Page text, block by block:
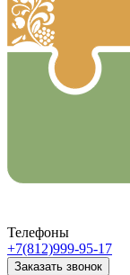
Телефоны
+7(812)999-95-17
Заказать звонок